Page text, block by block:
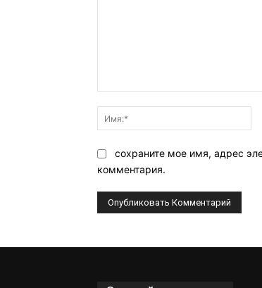
сохраните мое имя, адрес
комментария.